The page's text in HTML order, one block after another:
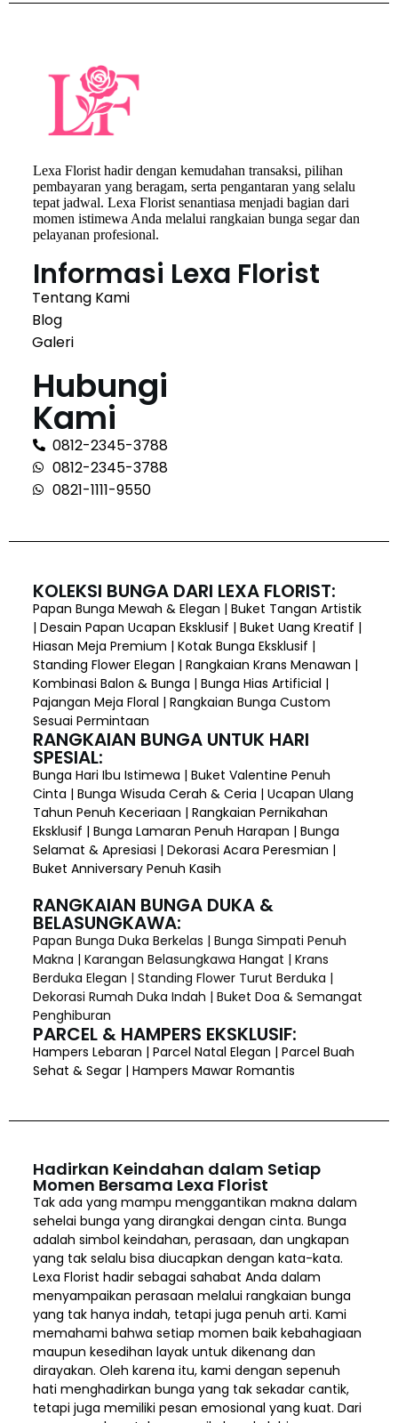
Lexa Florist hadir dengan kemudahan transaksi, pilihan
pembayaran yang beragam, serta pengantaran yang selalu
tepat jadwal. Lexa Florist senantiasa menjadi bagian dari
momen istimewa Anda melalui rangkaian bunga segar dan
pelayanan profesional.
Informasi Lexa Florist
Tentang Kami
Blog
Galeri
Hubungi
Kami
0812-2345-3788
0812-2345-3788
0821-1111-9550
KOLEKSI BUNGA DARI LEXA FLORIST:
Papan Bunga Mewah & Elegan | Buket Tangan Artistik
| Desain Papan Ucapan Eksklusif | Buket Uang Kreatif |
Hiasan Meja Premium | Kotak Bunga Eksklusif |
Standing Flower Elegan | Rangkaian Krans Menawan |
Kombinasi Balon & Bunga | Bunga Hias Artificial |
Pajangan Meja Floral | Rangkaian Bunga Custom
Sesuai Permintaan
RANGKAIAN BUNGA UNTUK HARI
SPESIAL:
Bunga Hari Ibu Istimewa | Buket Valentine Penuh
Cinta | Bunga Wisuda Cerah & Ceria | Ucapan Ulang
Tahun Penuh Keceriaan | Rangkaian Pernikahan
Eksklusif | Bunga Lamaran Penuh Harapan | Bunga
Selamat & Apresiasi | Dekorasi Acara Peresmian |
Buket Anniversary Penuh Kasih
RANGKAIAN BUNGA DUKA &
BELASUNGKAWA:
Papan Bunga Duka Berkelas | Bunga Simpati Penuh
Makna | Karangan Belasungkawa Hangat | Krans
Berduka Elegan | Standing Flower Turut Berduka |
Dekorasi Rumah Duka Indah | Buket Doa & Semangat
Penghiburan
PARCEL & HAMPERS EKSKLUSIF:
Hampers Lebaran | Parcel Natal Elegan | Parcel Buah
Sehat & Segar | Hampers Mawar Romantis
Hadirkan Keindahan dalam Setiap
Momen Bersama Lexa Florist
Tak ada yang mampu menggantikan makna dalam
sehelai bunga yang dirangkai dengan cinta. Bunga
adalah simbol keindahan, perasaan, dan ungkapan
yang tak selalu bisa diucapkan dengan kata-kata.
Lexa Florist hadir sebagai sahabat Anda dalam
menyampaikan perasaan melalui rangkaian bunga
yang tak hanya indah, tetapi juga penuh arti. Kami
memahami bahwa setiap momen baik kebahagiaan
maupun kesedihan layak untuk dikenang dan
dirayakan. Oleh karena itu, kami dengan sepenuh
hati menghadirkan bunga yang tak sekadar cantik,
tetapi juga memiliki pesan emosional yang kuat. Dari